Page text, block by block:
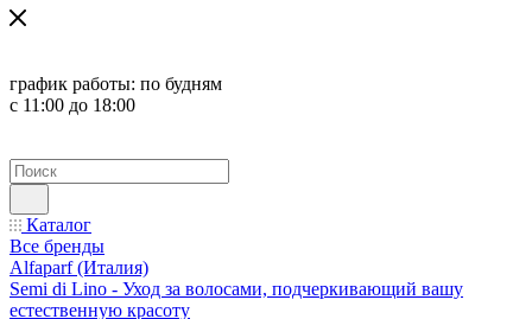
график работы: по будням
с 11:00 до 18:00
Каталог
Все бренды
Alfaparf (Италия)
Semi di Lino - Уход за волосами, подчеркивающий вашу
естественную красоту